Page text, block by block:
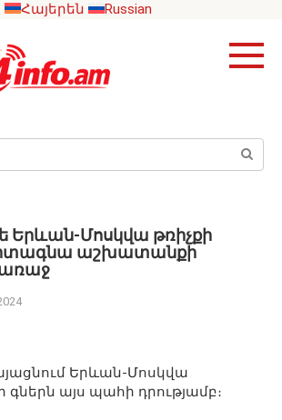
Հայերեն Russian
Երևան-Մոսկվա թռիչքի
աշխատանքի
Երևան-Մոսկվա
այս պահի դրությամբ։